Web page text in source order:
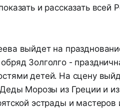
и рассказать всей
выйдет на
Золголго -
детей. На сцену
Морозы из Греции и
эстрады и